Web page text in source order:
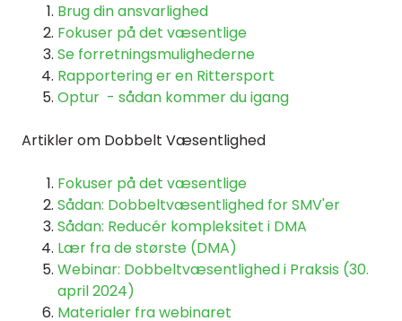
Brug din ansvarlighed
Fokuser på det væsentlige
Se forretningsmulighederne
Rapportering er en Rittersport
Optur - sådan kommer du igang
Artikler om Dobbelt Væsentlighed
Fokuser på det væsentlige
Sådan: Dobbeltvæsentlighed for SMV'er
Sådan: Reducér kompleksitet i DMA
Lær fra de største (DMA)
Webinar: Dobbeltvæsentlighed i Praksis (30.
april 2024)
Materialer fra webinaret